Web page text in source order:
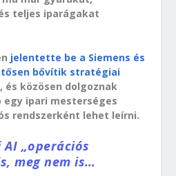
teljes iparágakat
jelentette be a Siemens és
bővítik stratégiai
, és közösen dolgoznak
egy ipari mesterséges
rendszerként lehet leírni.
„operációs
meg nem is…